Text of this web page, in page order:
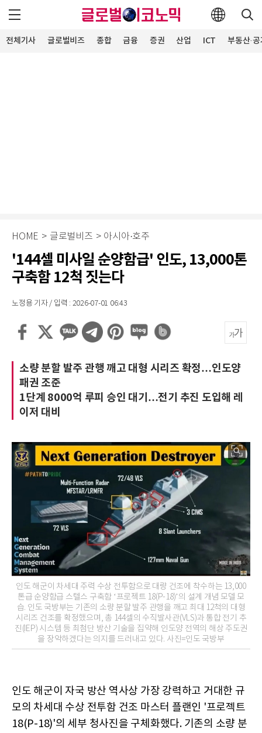
전체기사 글로벌비즈 종합 금융 증권 산업 ICT 부동산·
HOME > 글로벌비즈 > 아시아·호주
'144셀 미사일 순양함급' 인도, 13,000톤
구축함 12척 짓는다
노정용 기자 / 입력 : 2026-07-01 06:43
소량 분할 발주 관행 깨고 대형 시리즈 확정…인도양
패권 조준
1단계 8000억 루피 승인 대기…전기 추진 도입해 레
이저 대비
인도 해군이 차세대 주력 수상 전투함으로 대량 건조에 착수하는 13,000
톤급 순양함급 스텔스 구축함 ‘프로젝트 18(P-18)’의 설계 개념 모델 모
습. 인도 국방부는 기존의 소량 분할 발주 관행을 깨고 최대 12척의 대형
시리즈 건조를 확정했으며, 총 144셀의 수직발사관(VLS)과 통합 전기 추
진(IEP) 시스템 등 최첨단 방산 기술을 집약해 인도양 전역의 해상 주도권
을 장악하겠다는 의지를 드러내고 있다. 사진=인도 국방부
인도 해군이 자국 방산 역사상 가장 강력하고 거대한 규
모의 차세대 수상 전투함 건조 마스터 플랜인 '프로젝트
18(P-18)'의 세부 청사진을 구체화했다. 기존의 소량 분